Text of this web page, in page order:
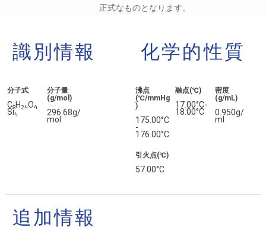
正式なものとなります。
識別情報
分子式
C8H24O4
Si4
分子量
(g/mol)
296.68g/
mol
化学的性質
沸点
(℃/mmHg
)
175.00°C
-
176.00°C
融点(℃)
17.00°C-
18.00°C
密度
(g/mL)
0.950g/
ml
引火点(℃)
57.00°C
追加情報